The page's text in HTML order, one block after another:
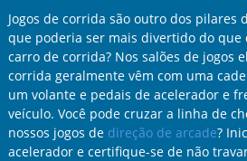
Jogos de corrida são outro dos pilares
que poderia ser mais divertido do que
carro de corrida? Nos salões de jogos
corrida geralmente vêm com uma
um volante e pedais de acelerador e
veículo. Você pode cruzar a linha de
nossos jogos de direção de arcade?
acelerador e certifique-se de não